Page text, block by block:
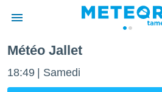
de
Météo Jallet
18:49 Samedi